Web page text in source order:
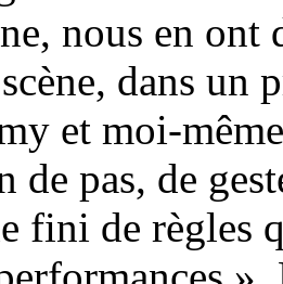
nous en
dans un
et moi-
de pas, de
fini de règles